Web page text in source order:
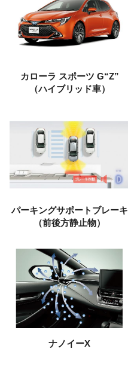
カローラ スポーツ G“Z”
（ハイブリッド車）
パーキングサポートブレーキ
（前後方静止物）
ナノイーX